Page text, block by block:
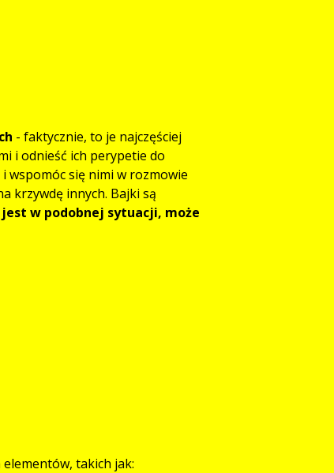
- faktycznie, to je najczęściej
i odnieść ich perypetie do
wspomóc się nimi w rozmowie
krzywdę innych. Bajki są
w podobnej sytuacji, może
takich jak: